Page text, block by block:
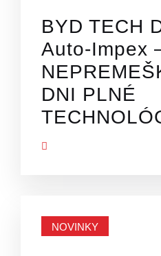
BYD TECH
Auto-Impex
DNI PLNÉ
NOVINKY